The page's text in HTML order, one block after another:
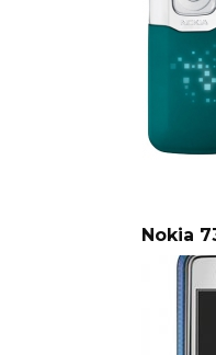
Nokia